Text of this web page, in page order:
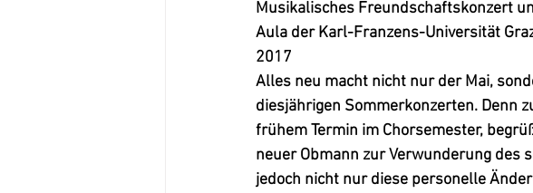
Musikalisches Freundschaftskonzert
Aula der Karl-Franzens-Universität
2017
Alles neu macht nicht nur der Mai,
diesjährigen Sommerkonzerten. Denn
frühem Termin im Chorsemester,
neuer Obmann zur Verwunderung des
jedoch nicht nur diese personelle